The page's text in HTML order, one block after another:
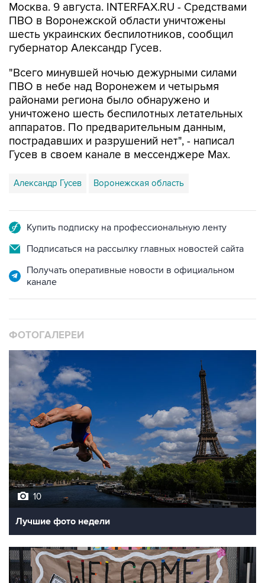
Москва. 9 августа. INTERFAX.RU - Средствами
ПВО в Воронежской области уничтожены
шесть украинских беспилотников, сообщил
губернатор Александр Гусев.
"Всего минувшей ночью дежурными силами
ПВО в небе над Воронежем и четырьмя
районами региона было обнаружено и
уничтожено шесть беспилотных летательных
аппаратов. По предварительным данным,
пострадавших и разрушений нет", - написал
Гусев в своем канале в мессенджере Max.
Александр Гусев Воронежская область
Купить подписку на профессиональную ленту
Подписаться на рассылку главных новостей сайта
Получать оперативные новости в официальном
канале
ФОТОГАЛЕРЕИ
10
Лучшие фото недели